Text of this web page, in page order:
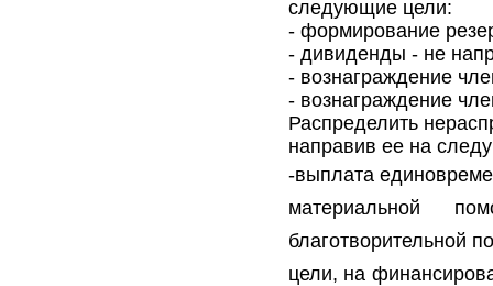
следующие цели:
- формирование
- дивиденды - не
- вознаграждение
- вознаграждение
Распределить
направив ее на
-выплата
материальной
благотворительной
цели, на